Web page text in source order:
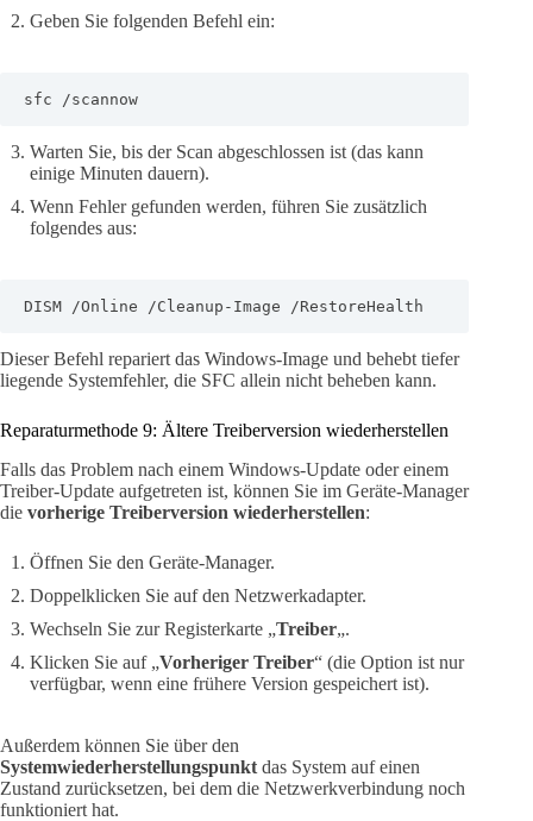
Geben Sie folgenden Befehl ein:
sfc /scannow
Warten Sie, bis der Scan abgeschlossen ist (das kann
einige Minuten dauern).
Wenn Fehler gefunden werden, führen Sie zusätzlich
folgendes aus:
DISM /Online /Cleanup-Image /RestoreHealth
Dieser Befehl repariert das Windows-Image und behebt tiefer
liegende Systemfehler, die SFC allein nicht beheben kann.
Reparaturmethode 9: Ältere Treiberversion wiederherstellen
Falls das Problem nach einem Windows-Update oder einem
Treiber-Update aufgetreten ist, können Sie im Geräte-Manager
die vorherige Treiberversion wiederherstellen:
Öffnen Sie den Geräte-Manager.
Doppelklicken Sie auf den Netzwerkadapter.
Wechseln Sie zur Registerkarte „Treiber„.
Klicken Sie auf „Vorheriger Treiber“ (die Option ist nur
verfügbar, wenn eine frühere Version gespeichert ist).
Außerdem können Sie über den
Systemwiederherstellungspunkt das System auf einen
Zustand zurücksetzen, bei dem die Netzwerkverbindung noch
funktioniert hat.